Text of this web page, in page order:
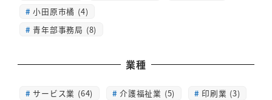
小田原市橘 (4)
青年部事務局 (8)
業種
サービス業 (64) 介護福祉業 (5)
印刷業 (3)